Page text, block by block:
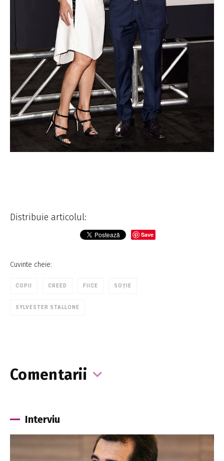
Distribuie articolul:
Save
Cuvinte cheie:
COPII CREED FIICE SOȚIE
SYLVESTER STALLONE
Comentarii
Interviu